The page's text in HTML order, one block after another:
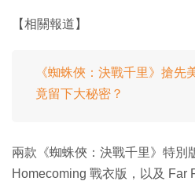
【相關報道】
《蜘蛛俠：決戰千里》搶先
竟留下大秘密？
兩款《蜘蛛俠：決戰千里》特別
Homecoming 戰衣版，以及 Far